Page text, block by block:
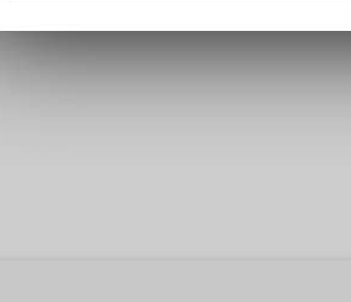
zulassen.